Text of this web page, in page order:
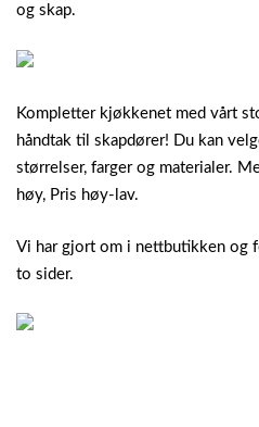
og skap.
Kompletter kjøkkenet med vårt
håndtak til skapdører! Du kan
størrelser, farger og materialer.
høy, Pris høy-lav.
Vi har gjort om i nettbutikken og
to sider.